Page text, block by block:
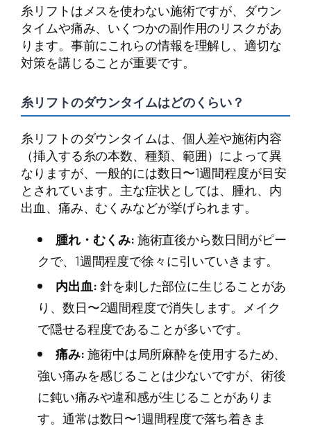
糸リフトはメスを使わない施術ですが、ダウン
タイムや痛み、いくつかの副作用のリスクがあ
ります。事前にこれらの情報を理解し、適切な
対策を講じることが重要です。
糸リフトのダウンタイムはどのくらい？
糸リフトのダウンタイムは、個人差や施術内容
（挿入する糸の本数、種類、範囲）によって異
なりますが、一般的には数日〜1週間程度が目安
とされています。主な症状としては、腫れ、内
出血、痛み、むくみなどが挙げられます。
腫れ・むくみ:施術直後から数日間がピー
クで、1週間程度で徐々に引いていきます。
内出血:針を刺した部位に生じることがあ
り、数日〜2週間程度で消失します。メイク
で隠せる程度であることが多いです。
痛み:施術中は局所麻酔を使用するため、
強い痛みを感じることは少ないですが、術後
に鈍い痛みや違和感が生じることがありま
す。通常は数日〜1週間程度で落ち着きま